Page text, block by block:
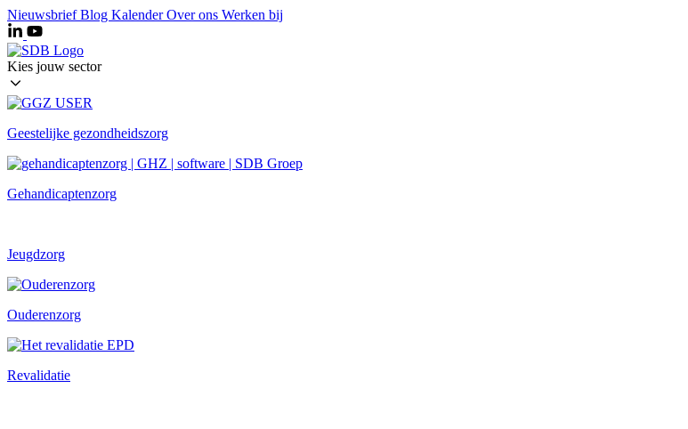
Ga
naar
de
inhoud
NieuwsbriefBlog KalenderOver ons Werken bij
Kies jouw sector
Geestelijke gezondheidszorg
Gehandicaptenzorg
Jeugdzorg
Ouderenzorg
Revalidatie